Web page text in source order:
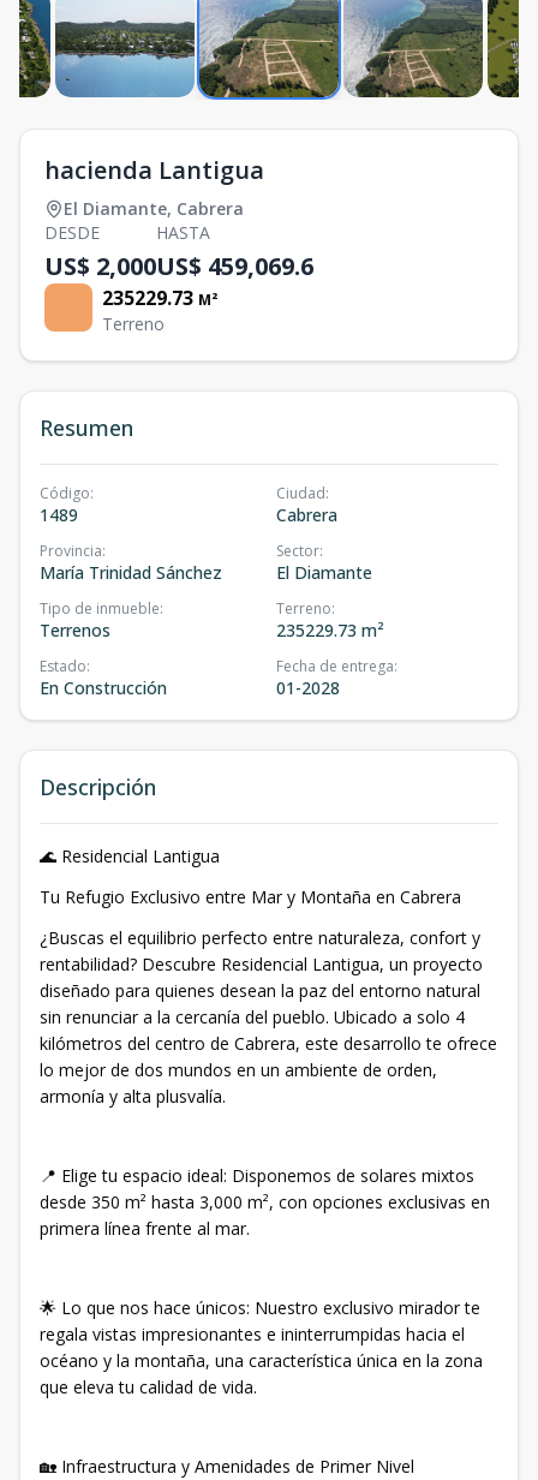
hacienda Lantigua
El Diamante, Cabrera
DESDE
US$ 2,000
HASTA
US$ 459,069.6
235229.73 M²
Terreno
Resumen
Código:
1489
Ciudad:
Cabrera
Provincia:
María Trinidad Sánchez
Sector:
El Diamante
Tipo de inmueble:
Terrenos
Terreno:
235229.73 m²
Estado:
En Construcción
Fecha de entrega:
01-2028
Descripción
🌊 Residencial Lantigua
Tu Refugio Exclusivo entre Mar y Montaña en Cabrera
¿Buscas el equilibrio perfecto entre naturaleza, confort y
rentabilidad? Descubre Residencial Lantigua, un proyecto
diseñado para quienes desean la paz del entorno natural
sin renunciar a la cercanía del pueblo. Ubicado a solo 4
kilómetros del centro de Cabrera, este desarrollo te ofrece
lo mejor de dos mundos en un ambiente de orden,
armonía y alta plusvalía.
📍 Elige tu espacio ideal: Disponemos de solares mixtos
desde 350 m² hasta 3,000 m², con opciones exclusivas en
primera línea frente al mar.
🌟 Lo que nos hace únicos: Nuestro exclusivo mirador te
regala vistas impresionantes e ininterrumpidas hacia el
océano y la montaña, una característica única en la zona
que eleva tu calidad de vida.
🏡 Infraestructura y Amenidades de Primer Nivel